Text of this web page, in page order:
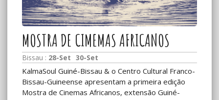
MOSTRA DE CIMEMAS AFRICANOS
Bissau : 28-Set 30-Set
KalmaSoul Guiné-Bissau & o Centro Cultural Franco-
Bissau-Guineense apresentam a primeira edição
Mostra de Cinemas Africanos, extensão Guiné-